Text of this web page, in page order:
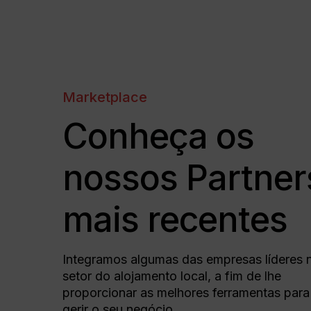
Marketplace
Conheça os
nossos
mais recentes
Integramos algumas das empresas líderes
setor do alojamento local, a fim de lhe
proporcionar as melhores ferramentas para